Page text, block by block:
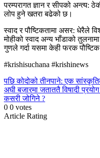
परम्परागत ज्ञान र सीपको अन्त्य:
लोप हुने खतरा बढेको छ।
स्वाद र पौष्टिकतामा असर: धेरैले
मोहीको स्वाद अन्य भाँडाको
गुणले गर्दा यसमा केही फरक
#krishisuchana #krishinews
Continue
Reading
पछिकोदोको तीनपाने: एक
अघीबजारमा जताततै विषादी
कसरी जोगिने ?
0 0 votes
Article Rating